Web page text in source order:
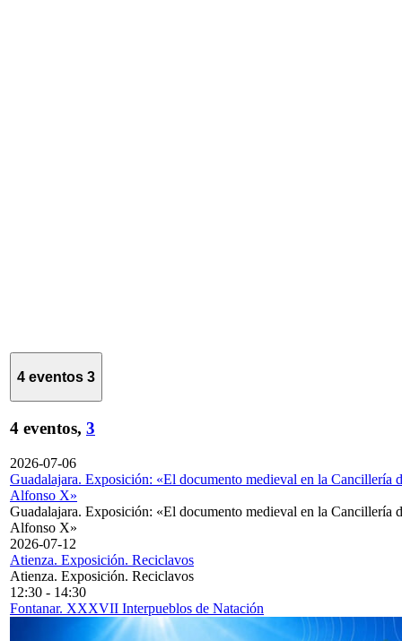
4 eventos 3
4 eventos, 3
2026-07-06
Guadalajara. Exposición: «El documento medieval en la Cancillería
Alfonso X»
Guadalajara. Exposición: «El documento medieval en la Cancillería
Alfonso X»
2026-07-12
Atienza. Exposición. Reciclavos
Atienza. Exposición. Reciclavos
12:30 - 14:30
Fontanar. XXXVII Interpueblos de Natación